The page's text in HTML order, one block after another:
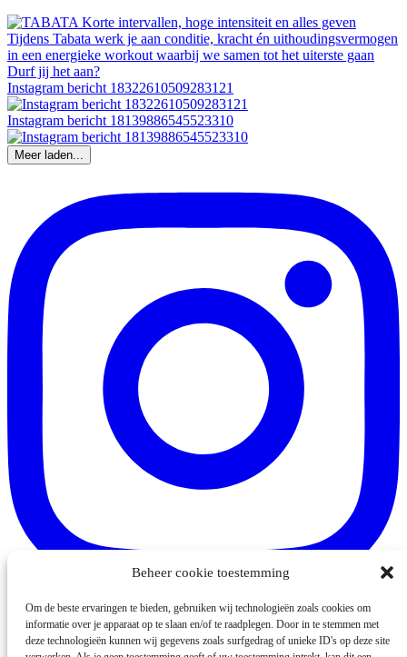
Beheer cookie toestemming
Om de beste ervaringen te bieden, gebruiken wij technologieën zoals cookies om
informatie over je apparaat op te slaan en/of te raadplegen. Door in te stemmen met
deze technologieën kunnen wij gegevens zoals surfgedrag of unieke ID's op deze site
Instagram bericht 18322610509283121
Instagram bericht 18139886545523310
Meer laden...
Volg op Instagram